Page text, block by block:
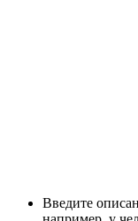
Введите